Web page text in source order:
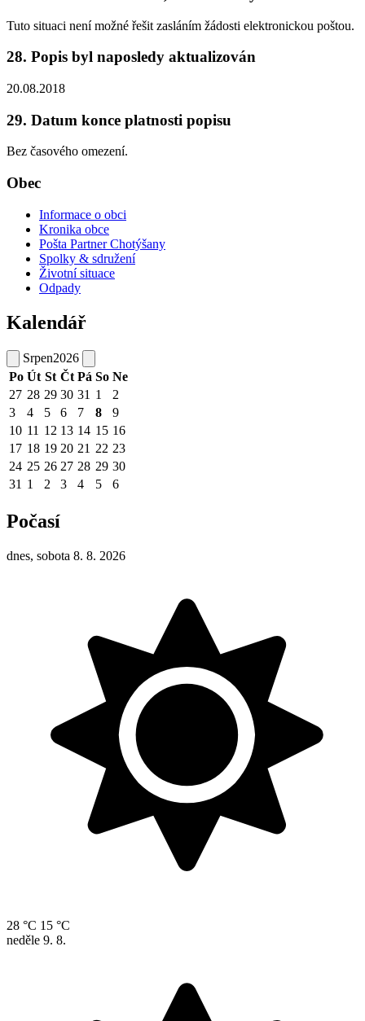
Tuto situaci není možné řešit zasláním žádosti elektronickou poštou.
28. Popis byl naposledy aktualizován
20.08.2018
29. Datum konce platnosti popisu
Bez časového omezení.
Obec
Informace o obci
Kronika obce
Pošta Partner Chotýšany
Spolky & sdružení
Životní situace
Odpady
Kalendář
Srpen2026
Po Út St Čt Pá So Ne
27 28 29 30 31 1
2
3
4 5 6 7 8
9
10 11 12 13 14 15 16
17 18 19 20 21 22 23
24 25 26 27 28 29 30
31 1 2 3 4 5 6
Počasí
dnes, sobota 8. 8. 2026
28 °C 15 °C
neděle 9. 8.